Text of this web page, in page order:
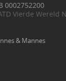
0002752200
Vierde Wereld
& Mannes